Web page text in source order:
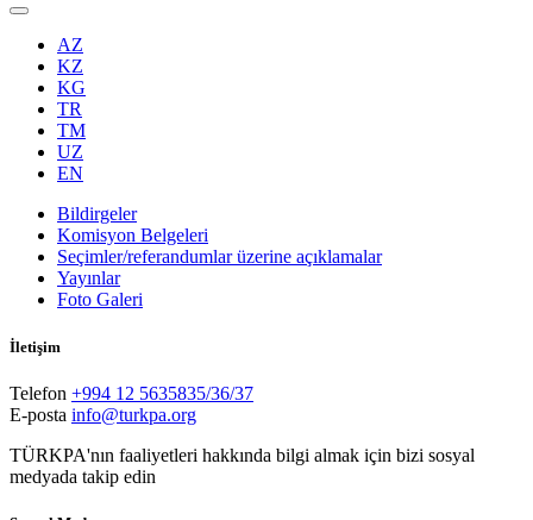
AZ
KZ
KG
TR
TM
UZ
EN
Bildirgeler
Komisyon Belgeleri
Seçimler/referandumlar üzerine açıklamalar
Yayınlar
Foto Galeri
İletişim
Telefon +994 12 5635835/36/37
E-posta info@turkpa.org
TÜRKPA'nın faaliyetleri hakkında bilgi almak için bizi sosyal
medyada takip edin